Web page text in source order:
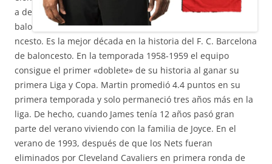
a de
balo
ncesto. Es la mejor década en la historia del F. C. Barcelona
de baloncesto. En la temporada 1958-1959 el equipo
consigue el primer «doblete» de su historia al ganar su
primera Liga y Copa. Martin promedió 4.4 puntos en su
primera temporada y solo permaneció tres años más en la
liga. De hecho, cuando James tenía 12 años pasó gran
parte del verano viviendo con la familia de Joyce. En el
verano de 1993, después de que los Nets fueran
eliminados por Cleveland Cavaliers en primera ronda de